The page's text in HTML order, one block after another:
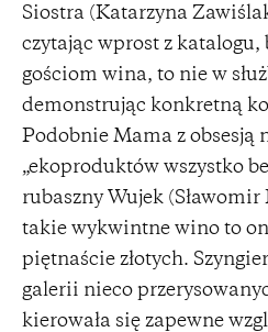
Siostra (Katarzyna
czytając wprost z
gościom wina, to nie w
demonstrując konkretną
Podobnie Mama z obsesją
„ekoproduktów wszystko
rubaszny Wujek
takie wykwintne wino to
piętnaście złotych.
galerii nieco
kierowała się zapewne